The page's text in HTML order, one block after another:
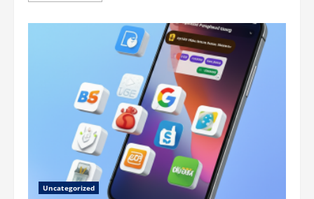
Gratis
Rp234.000:
Sekarang!
Uncategorized